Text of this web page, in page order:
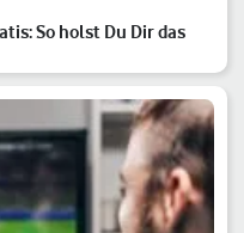
So holst Du Dir das